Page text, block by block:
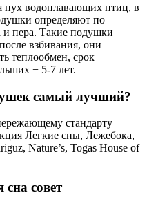
пух водоплавающих птиц, в
определяют по
пера. Такие подушки
взбивания, они
теплообмен, срок
− 5-7 лет.
самый лучший?
стандарту
Легкие сны, Лежебока,
Nature’s, Togas House of
совет